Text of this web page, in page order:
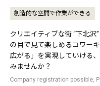
創造的な空間で作業ができる
クリエイティブな街 “下北
の目で見て楽しめるコワー
広がる」を実現していける
みませんか？
Company registration possible,